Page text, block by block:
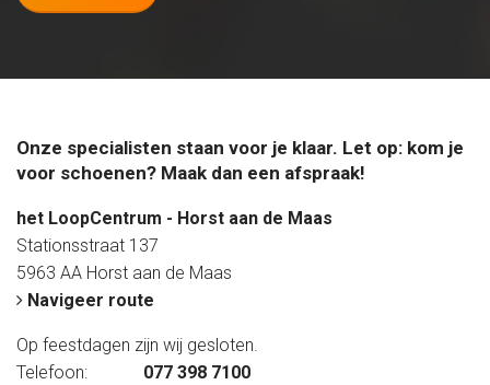
Onze specialisten staan voor je klaar. Let op: kom je
voor schoenen? Maak dan een afspraak!
het LoopCentrum - Horst aan de Maas
Stationsstraat 137
5963 AA Horst aan de Maas
Navigeer route
Op feestdagen zijn wij gesloten.
Telefoon:
077 398 7100